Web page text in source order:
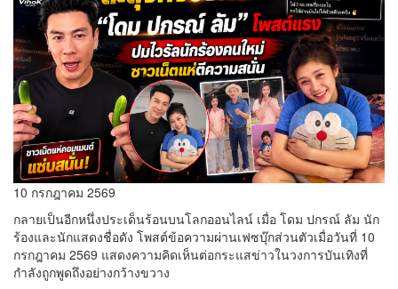
10 กรกฎาคม 2569
กลายเป็นอีกหนึ่งประเด็นร้อนบนโลกออนไลน์ เมื่อ โดม ปกรณ์ ลัม นัก
ร้องและนักแสดงชื่อดัง โพสต์ข้อความผ่านเฟซบุ๊กส่วนตัวเมื่อวันที่ 10
กรกฎาคม 2569 แสดงความคิดเห็นต่อกระแสข่าวในวงการบันเทิงที่
กำลังถูกพูดถึงอย่างกว้างขวาง